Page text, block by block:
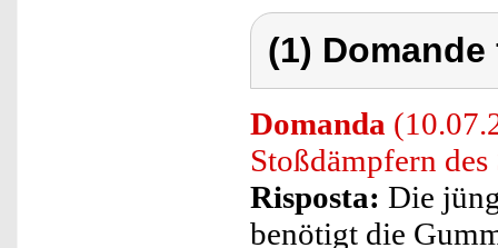
(1)
Domanda
Stoßdämpfern des
Risposta: Die
benötigt die